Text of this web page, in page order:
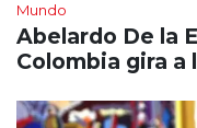
Mundo
Abelardo De la
Colombia gira a